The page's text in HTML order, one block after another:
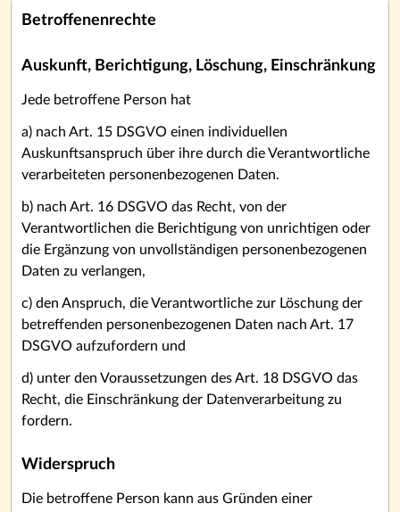
Betroffenenrechte
Auskunft, Berichtigung, Löschung, Einschränkung
Jede betroffene Person hat
a) nach Art. 15 DSGVO einen individuellen
Auskunftsanspruch über ihre durch die Verantwortliche
verarbeiteten personenbezogenen Daten.
b) nach Art. 16 DSGVO das Recht, von der
Verantwortlichen die Berichtigung von unrichtigen oder
die Ergänzung von unvollständigen personenbezogenen
Daten zu verlangen,
c) den Anspruch, die Verantwortliche zur Löschung der
betreffenden personenbezogenen Daten nach Art. 17
DSGVO aufzufordern und
d) unter den Voraussetzungen des Art. 18 DSGVO das
Recht, die Einschränkung der Datenverarbeitung zu
fordern.
Widerspruch
Die betroffene Person kann aus Gründen einer